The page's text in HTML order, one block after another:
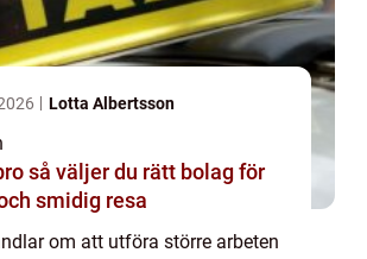
Lotta Albertsson
för
smidig resa
om att utföra större arbeten